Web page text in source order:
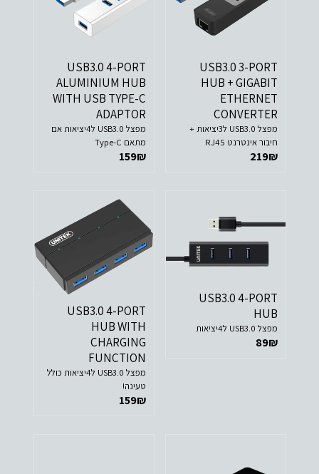
USB3.0 3-PORT
HUB + GIGABIT
ETHERNET
CONVERTER
מפצל USB3.0 ל3יציאות +
חיבור אינטרנט RJ45
219₪
USB3.0 4-PORT
ALUMINIUM HUB
WITH USB TYPE-C
ADAPTOR
מפצל USB3.0 ל4יציאות אם
מתאם Type-C
159₪
USB3.0 4-PORT
HUB
מפצל USB3.0 ל4יציאות
89₪
USB3.0 4-PORT
HUB WITH
CHARGING
FUNCTION
מפצל USB3.0 ל4יציאות כולל
טעינה!
159₪